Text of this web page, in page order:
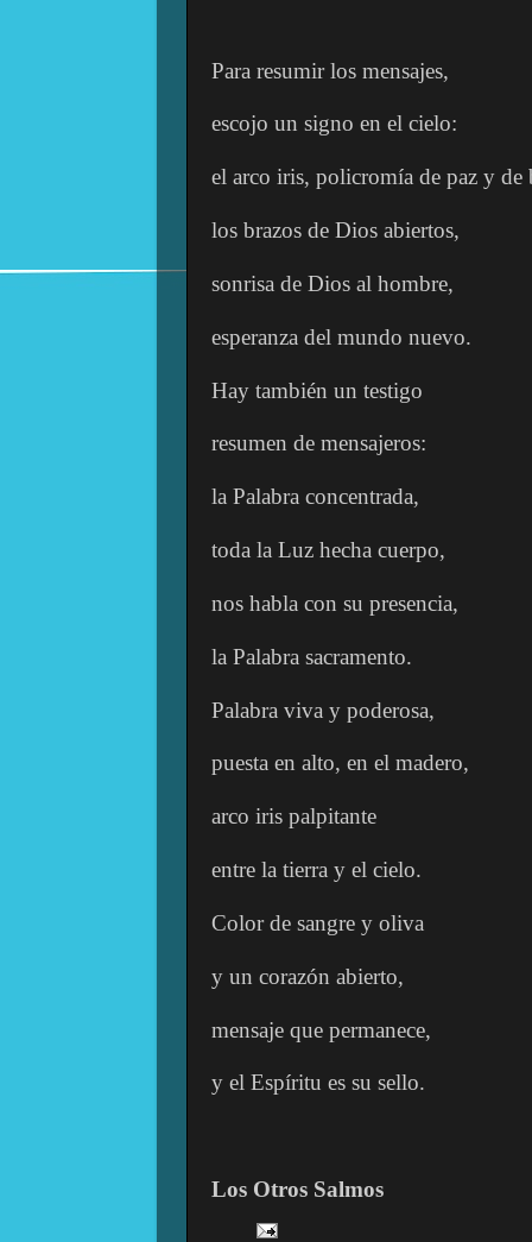
Para resumir los mensajes,
escojo un signo en el cielo:
el arco iris, policromía de paz y de
los brazos de Dios abiertos,
sonrisa de Dios al hombre,
esperanza del mundo nuevo.
Hay también un testigo
resumen de mensajeros:
la Palabra concentrada,
toda la Luz hecha cuerpo,
nos habla con su presencia,
la Palabra sacramento.
Palabra viva y poderosa,
puesta en alto, en el madero,
arco iris palpitante
entre la tierra y el cielo.
Color de sangre y oliva
y un corazón abierto,
mensaje que permanece,
y el Espíritu es su sello.
Los Otros Salmos